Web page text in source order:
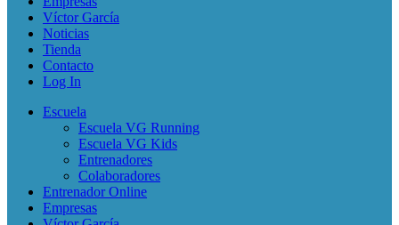
Víctor García
Noticias
Tienda
Contacto
Log In
Escuela
Escuela VG Running
Escuela VG Kids
Entrenadores
Colaboradores
Entrenador Online
Empresas